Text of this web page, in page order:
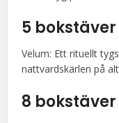
5 bokstäver
Velum: Ett rituellt
nattvardskärlen på
8 bokstäver